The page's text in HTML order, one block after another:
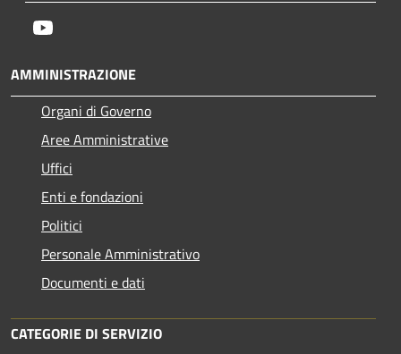
AMMINISTRAZIONE
Organi di Governo
Aree Amministrative
Uffici
Enti e fondazioni
Politici
Personale Amministrativo
Documenti e dati
CATEGORIE DI SERVIZIO